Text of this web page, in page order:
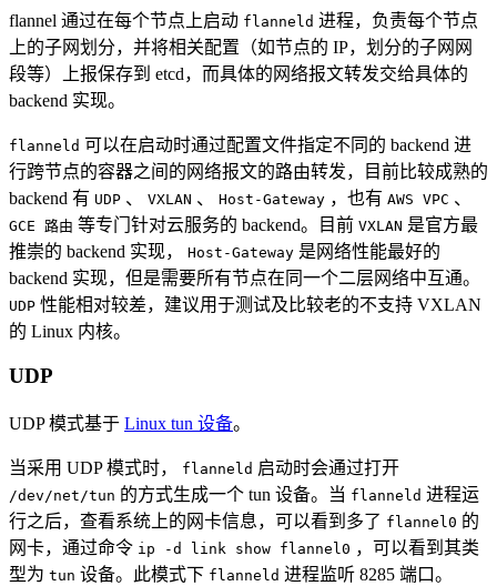
flannel 通过在每个节点上启动 flanneld 进程，负责每个节点
上的子网划分，并将相关配置（如节点的 IP，划分的子网网
段等）上报保存到 etcd，而具体的网络报文转发交给具体的
backend 实现。
flanneld 可以在启动时通过配置文件指定不同的 backend 进
行跨节点的容器之间的网络报文的路由转发，目前比较成熟的
backend 有 UDP 、 VXLAN 、 Host-Gateway ，也有 AWS VPC 、
GCE 路由 等专门针对云服务的 backend。目前 VXLAN 是官方最
推崇的 backend 实现， Host-Gateway 是网络性能最好的
backend 实现，但是需要所有节点在同一个二层网络中互通。
UDP 性能相对较差，建议用于测试及比较老的不支持 VXLAN
的 Linux 内核。
UDP
UDP 模式基于 Linux tun 设备。
当采用 UDP 模式时， flanneld 启动时会通过打开
/dev/net/tun 的方式生成一个 tun 设备。当 flanneld 进程运
行之后，查看系统上的网卡信息，可以看到多了 flannel0 的
网卡，通过命令 ip -d link show flannel0 ，可以看到其类
型为 tun 设备。此模式下 flanneld 进程监听 8285 端口。